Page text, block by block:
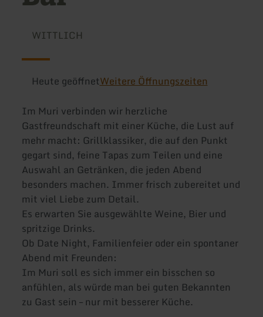
WITTLICH
Heute geöffnetWeitere Öffnungszeiten
Im Muri verbinden wir herzliche
Gastfreundschaft mit einer Küche, die Lust auf
mehr macht: Grillklassiker, die auf den Punkt
gegart sind, feine Tapas zum Teilen und eine
Auswahl an Getränken, die jeden Abend
besonders machen. Immer frisch zubereitet und
mit viel Liebe zum Detail.
Es erwarten Sie ausgewählte Weine, Bier und
spritzige Drinks.
Ob Date Night, Familienfeier oder ein spontaner
Abend mit Freunden:
Im Muri soll es sich immer ein bisschen so
anfühlen, als würde man bei guten Bekannten
zu Gast sein – nur mit besserer Küche.